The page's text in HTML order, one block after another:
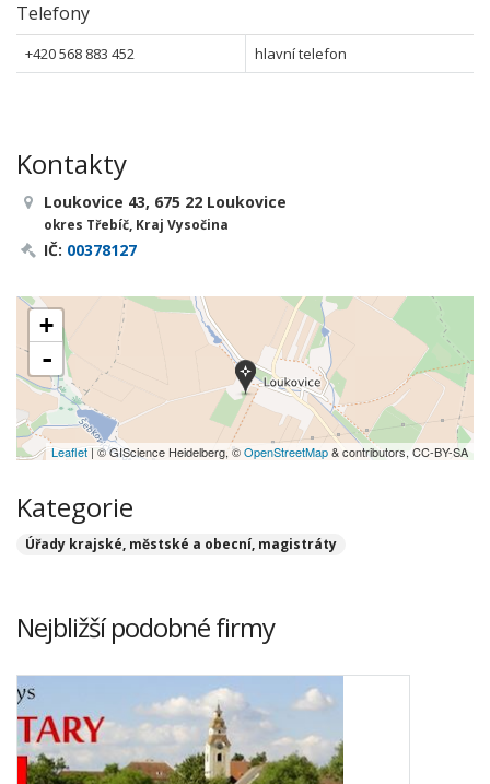
Telefony
+420 568 883 452 hlavní telefon
Kontakty
Loukovice 43, 675 22 Loukovice
okres Třebíč, Kraj Vysočina
IČ: 00378127
+
-
Leaflet | © GIScience Heidelberg, ©OpenStreetMap& contributors, CC-BY-SA
Kategorie
Úřady krajské, městské a obecní, magistráty
Nejbližší podobné firmy